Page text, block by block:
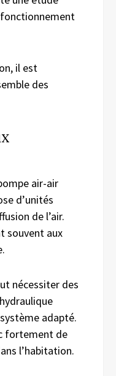
il est
des
air-air
d’unités
de l’air.
souvent aux
nécessiter des
adapté.
fortement de
l’habitation.